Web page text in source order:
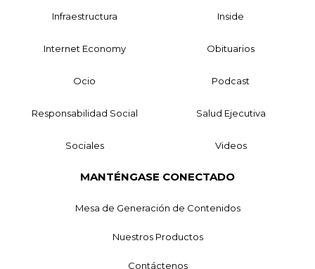
Infraestructura Inside
Internet Economy Obituarios
Ocio Podcast
Responsabilidad Social Salud Ejecutiva
Sociales Videos
MANTÉNGASE CONECTADO
Mesa de Generación de Contenidos
Nuestros Productos
Contáctenos